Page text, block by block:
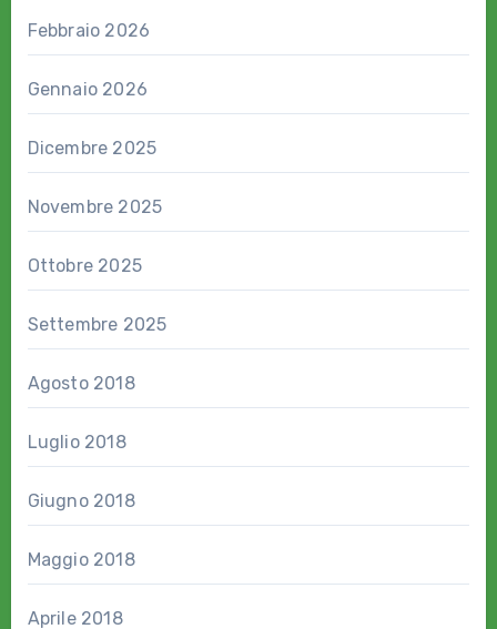
Febbraio 2026
Gennaio 2026
Dicembre 2025
Novembre 2025
Ottobre 2025
Settembre 2025
Agosto 2018
Luglio 2018
Giugno 2018
Maggio 2018
Aprile 2018